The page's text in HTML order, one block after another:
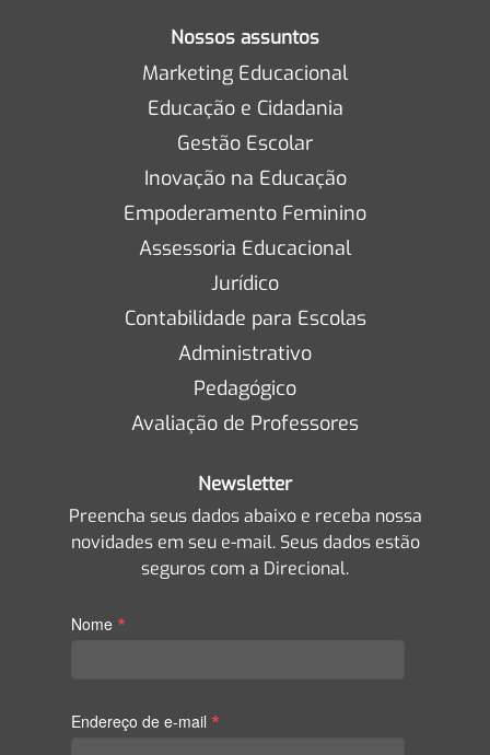
Nossos assuntos
Marketing Educacional
Educação e Cidadania
Gestão Escolar
Inovação na Educação
Empoderamento Feminino
Assessoria Educacional
Jurídico
Contabilidade para Escolas
Administrativo
Pedagógico
Avaliação de Professores
Newsletter
Preencha seus dados abaixo e receba nossa
novidades em seu e-mail. Seus dados estão
seguros com a Direcional.
Nome *
Endereço de e-mail *